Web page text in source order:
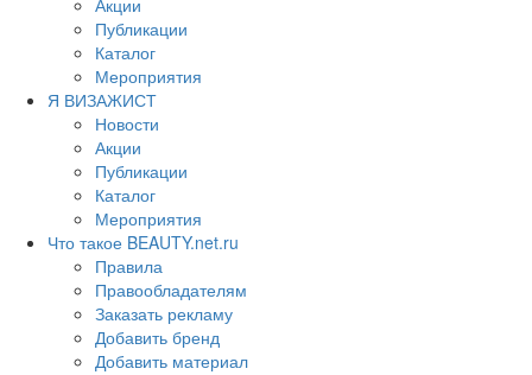
Акции
Публикации
Каталог
Мероприятия
Я ВИЗАЖИСТ
Новости
Акции
Публикации
Каталог
Мероприятия
Что такое BEAUTY.net.ru
Правила
Правообладателям
Заказать рекламу
Добавить бренд
Добавить материал